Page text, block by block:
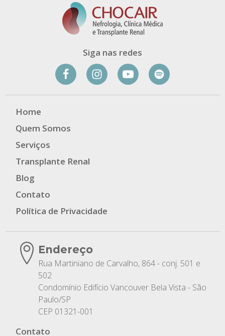
Siga nas redes
Home
Quem Somos
Serviços
Transplante Renal
Blog
Contato
Política de Privacidade
Endereço
Rua Martiniano de Carvalho, 864 - conj. 501 e
502
Condomínio Edifício Vancouver Bela Vista - São
Paulo/SP
CEP 01321-001
Contato